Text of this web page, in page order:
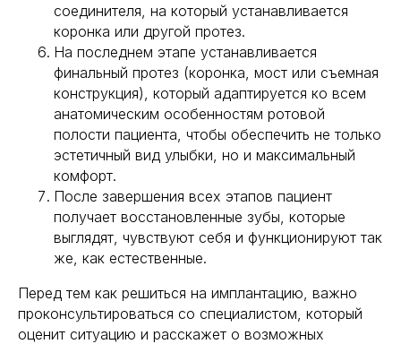
соединителя, на который устанавливается
коронка или другой протез.
На последнем этапе устанавливается
финальный протез (коронка, мост или съемная
конструкция), который адаптируется ко всем
анатомическим особенностям ротовой
полости пациента, чтобы обеспечить не только
эстетичный вид улыбки, но и максимальный
комфорт.
После завершения всех этапов пациент
получает восстановленные зубы, которые
выглядят, чувствуют себя и функционируют так
же, как естественные.
Перед тем как решиться на имплантацию, важно
проконсультироваться со специалистом, который
оценит ситуацию и расскажет о возможных